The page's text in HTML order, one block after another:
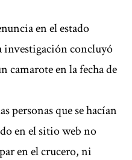
en el estado
investigación concluyó
camarote en la fecha de
personas que se hacían
en el sitio web no
en el crucero, ni